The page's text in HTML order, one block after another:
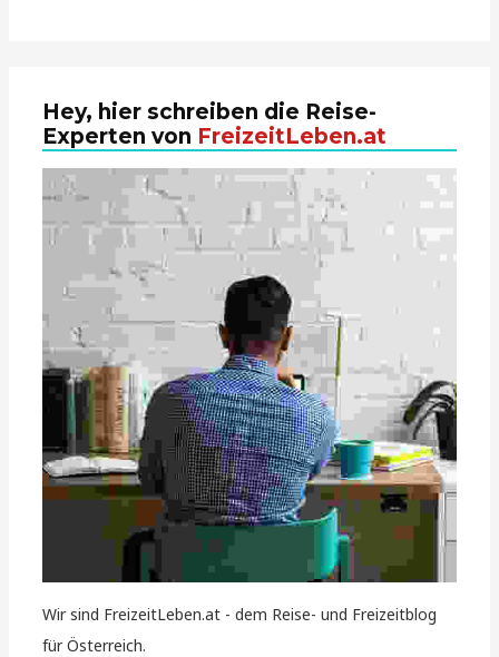
Hey, hier schreiben die Reise-
Experten von FreizeitLeben.at
Wir sind FreizeitLeben.at - dem Reise- und Freizeitblog
für Österreich.